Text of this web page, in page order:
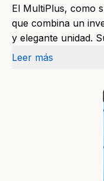
SmartSolar
Multiplus-
Orion
El MultiPlus, como
que combina un
y elegante unidad.
incluyen un
Leer más